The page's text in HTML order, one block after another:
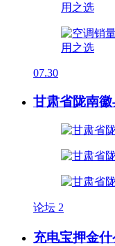
07.30
甘肃省陇南
论坛 2
充电宝押金